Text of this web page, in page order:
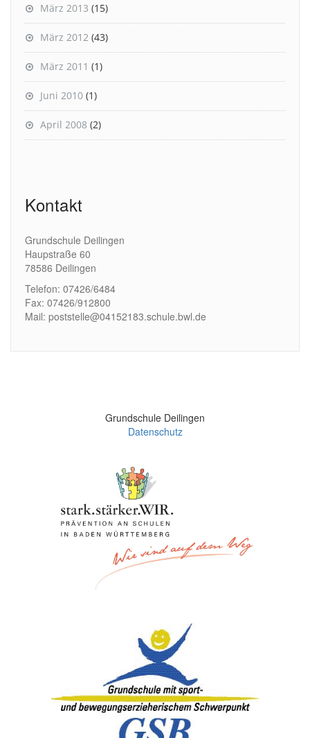
März 2013 (15)
März 2012 (43)
März 2011 (1)
Juni 2010 (1)
April 2008 (2)
Kontakt
Grundschule Deilingen
Haupstraße 60
78586 Deilingen
Telefon: 07426/6484
Fax: 07426/912800
Mail: poststelle@04152183.schule.bwl.de
Grundschule Deilingen
Datenschutz